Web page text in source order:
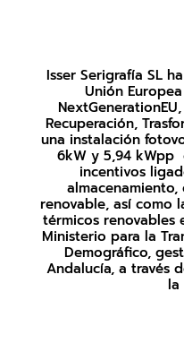
Isser Serigrafía SL
Unión
Recuperación,
una instalación
6kW y 5,94
incentivos
renovable, así como
térmicos renovables
Ministerio para la
Demográfico,
Andalucía, a través
la